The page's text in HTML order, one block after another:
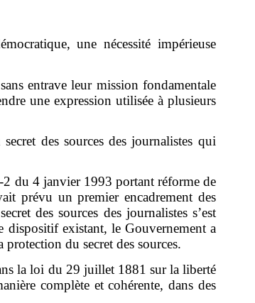
une nécessité impérieuse
entrave leur mission fondamentale
une expression utilisée à plusieurs
des sources des journalistes qui
2 du 4 janvier 1993 portant réforme de
prévu un premier encadrement des
des sources des journalistes s’est
dispositif existant, le Gouvernement a
du secret des sources.
la loi du 29 juillet 1881 sur la liberté
complète et cohérente, dans des